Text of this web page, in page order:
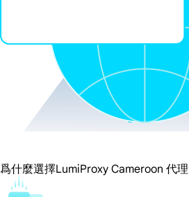
爲什麼選擇LumiProxy Cameroon 代理